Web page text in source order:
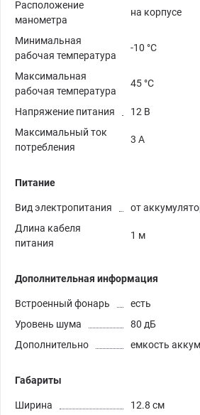
Расположение
манометра
на корпусе
Минимальная
рабочая температура
-10 °C
Максимальная
рабочая температура
45 °C
Напряжение питания
12 В
Максимальный ток
потребления
3 A
Питание
Вид электропитания
от
Длина кабеля
питания
1 м
Дополнительная информация
Встроенный фонарь
есть
Уровень шума
80 дБ
Дополнительно
емкость
Габариты
Ширина
12.8 см